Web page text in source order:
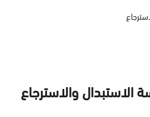
الاستبدال والاسترجاع